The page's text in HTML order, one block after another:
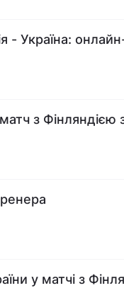
- Україна:
з Фінляндією
у матчі з